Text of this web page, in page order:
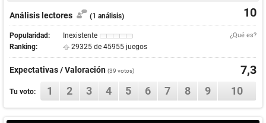
10
Análisis lectores (1 análisis)
Popularidad: Inexistente ¿Qué es?
Ranking: 29325 de 45955 juegos
Expectativas / Valoración (39 votos) 7,3
Tu voto: 1 2 3 4 5 6 7 8 9 10